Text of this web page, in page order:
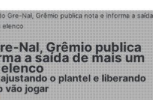
Gre-Nal, Grêmio publica nota e informa a saída
elenco
Nal, Grêmio publica
a saída de mais um
o plantel e liberando
vão jogar